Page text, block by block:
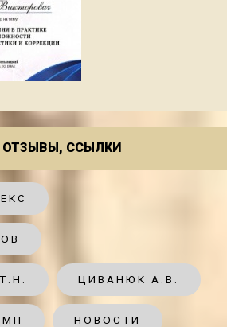
ОТЗЫВЫ, ССЫЛКИ
ЦИВАНЮК А.В.
НОВОСТИ